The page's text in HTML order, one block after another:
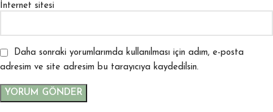
İnternet sitesi
Daha sonraki yorumlarımda kullanılması için adım, e-posta
adresim ve site adresim bu tarayıcıya kaydedilsin.